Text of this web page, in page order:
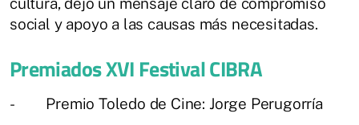
social y apoyo a las causas más necesitadas.
Premiados XVI Festival CIBRA
- Premio Toledo de Cine: Jorge Perugorría